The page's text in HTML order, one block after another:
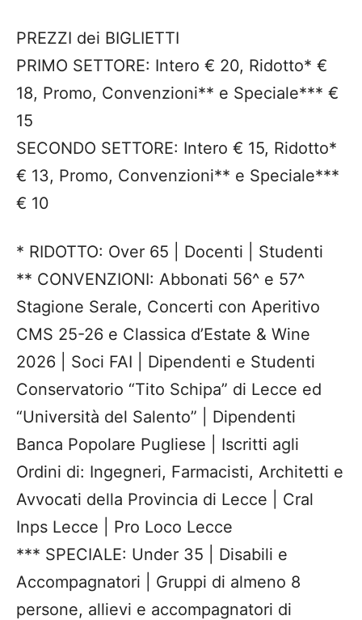
PREZZI dei BIGLIETTI
PRIMO SETTORE: Intero € 20, Ridotto* €
18, Promo, Convenzioni** e Speciale*** €
15
SECONDO SETTORE: Intero € 15, Ridotto*
€ 13, Promo, Convenzioni** e Speciale***
€ 10
* RIDOTTO: Over 65 | Docenti | Studenti
** CONVENZIONI: Abbonati 56^ e 57^
Stagione Serale, Concerti con Aperitivo
CMS 25-26 e Classica d’Estate & Wine
2026 | Soci FAI | Dipendenti e Studenti
Conservatorio “Tito Schipa” di Lecce ed
“Università del Salento” | Dipendenti
Banca Popolare Pugliese | Iscritti agli
Ordini di: Ingegneri, Farmacisti, Architetti e
Avvocati della Provincia di Lecce | Cral
Inps Lecce | Pro Loco Lecce
*** SPECIALE: Under 35 | Disabili e
Accompagnatori | Gruppi di almeno 8
persone, allievi e accompagnatori di